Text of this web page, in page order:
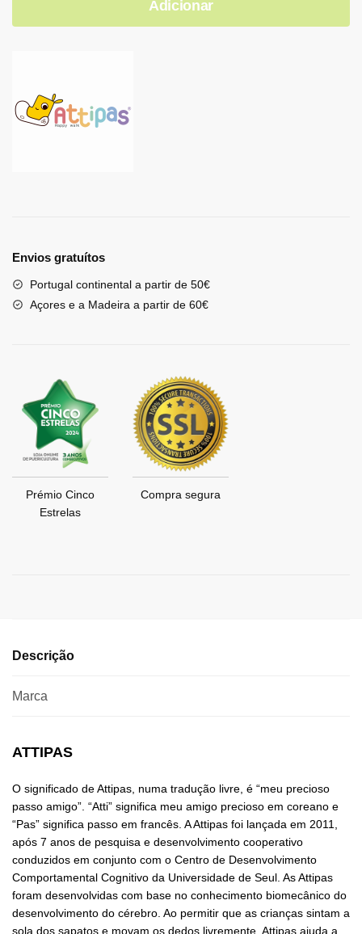
Adicionar
Envios gratuítos
Portugal continental a partir de 50€
Açores e a Madeira a partir de 60€
Prémio Cinco
Estrelas
Compra segura
Descrição
Marca
ATTIPAS
O significado de Attipas, numa tradução livre, é “meu precioso
passo amigo”. “Atti” significa meu amigo precioso em coreano e
“Pas” significa passo em francês. A Attipas foi lançada em 2011,
após 7 anos de pesquisa e desenvolvimento cooperativo
conduzidos em conjunto com o Centro de Desenvolvimento
Comportamental Cognitivo da Universidade de Seul. As Attipas
foram desenvolvidas com base no conhecimento biomecânico do
desenvolvimento do cérebro. Ao permitir que as crianças sintam a
sola dos sapatos e movam os dedos livremente, Attipas ajuda a